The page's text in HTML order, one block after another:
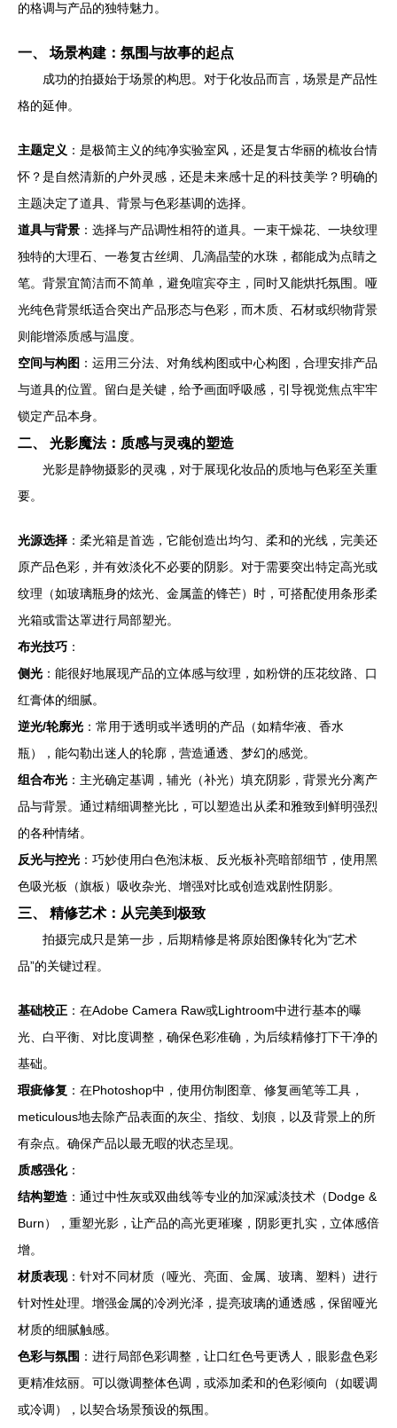
的格调与产品的独特魅力。
一、 场景构建：氛围与故事的起点
成功的拍摄始于场景的构思。对于化妆品而言，场景是产品性
格的延伸。
主题定义 ：是极简主义的纯净实验室风，还是复古华丽的梳妆台情
怀？是自然清新的户外灵感，还是未来感十足的科技美学？明确的
主题决定了道具、背景与色彩基调的选择。
道具与背景 ：选择与产品调性相符的道具。一束干燥花、一块纹理
独特的大理石、一卷复古丝绸、几滴晶莹的水珠，都能成为点睛之
笔。背景宜简洁而不简单，避免喧宾夺主，同时又能烘托氛围。哑
光纯色背景纸适合突出产品形态与色彩，而木质、石材或织物背景
则能增添质感与温度。
空间与构图 ：运用三分法、对角线构图或中心构图，合理安排产品
与道具的位置。留白是关键，给予画面呼吸感，引导视觉焦点牢牢
锁定产品本身。
二、 光影魔法：质感与灵魂的塑造
光影是静物摄影的灵魂，对于展现化妆品的质地与色彩至关重
要。
光源选择 ：柔光箱是首选，它能创造出均匀、柔和的光线，完美还
原产品色彩，并有效淡化不必要的阴影。对于需要突出特定高光或
纹理（如玻璃瓶身的炫光、金属盖的锋芒）时，可搭配使用条形柔
光箱或雷达罩进行局部塑光。
布光技巧 ：
侧光 ：能很好地展现产品的立体感与纹理，如粉饼的压花纹路、口
红膏体的细腻。
逆光/轮廓光 ：常用于透明或半透明的产品（如精华液、香水
瓶），能勾勒出迷人的轮廓，营造通透、梦幻的感觉。
组合布光 ：主光确定基调，辅光（补光）填充阴影，背景光分离产
品与背景。通过精细调整光比，可以塑造出从柔和雅致到鲜明强烈
的各种情绪。
反光与控光 ：巧妙使用白色泡沫板、反光板补亮暗部细节，使用黑
色吸光板（旗板）吸收杂光、增强对比或创造戏剧性阴影。
三、 精修艺术：从完美到极致
拍摄完成只是第一步，后期精修是将原始图像转化为“艺术
品”的关键过程。
基础校正 ：在Adobe Camera Raw或Lightroom中进行基本的曝
光、白平衡、对比度调整，确保色彩准确，为后续精修打下干净的
基础。
瑕疵修复 ：在Photoshop中，使用仿制图章、修复画笔等工具，
meticulous地去除产品表面的灰尘、指纹、划痕，以及背景上的所
有杂点。确保产品以最无暇的状态呈现。
质感强化：
结构塑造 ：通过中性灰或双曲线等专业的加深减淡技术（Dodge &
Burn），重塑光影，让产品的高光更璀璨，阴影更扎实，立体感倍
增。
材质表现：针对不同材质（哑光、亮面、金属、玻璃、塑料）进行
针对性处理。增强金属的冷冽光泽，提亮玻璃的通透感，保留哑光
材质的细腻触感。
色彩与氛围 ：进行局部色彩调整，让口红色号更诱人，眼影盘色彩
更精准炫丽。可以微调整体色调，或添加柔和的色彩倾向（如暖调
或冷调），以契合场景预设的氛围。